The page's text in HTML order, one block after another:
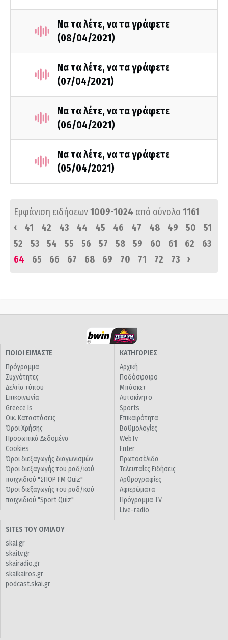
Να τα λέτε, να τα γράφετε
(08/04/2021)
Να τα λέτε, να τα γράφετε
(07/04/2021)
Να τα λέτε, να τα γράφετε
(06/04/2021)
Να τα λέτε, να τα γράφετε
(05/04/2021)
Εμφάνιση ειδήσεων1009-1024 από σύνολο 1161
‹
41 42 43 44 45 46 47 48 49 50
51
52
53 54 55 56 57 58 59 60 61 62
63
64
65 66 67 68 69 70 71 72 73 ›
ΠΟΙΟΙ ΕΙΜΑΣΤΕ
Πρόγραμμα
Συχνότητες
Δελτία τύπου
Επικοινωνία
Greece Is
Οικ. Καταστάσεις
Όροι Χρήσης
Προσωπικά Δεδομένα
Cookies
Όροι διεξαγωγής διαγωνισμών
Όροι διεξαγωγής του ραδ/κού
παιχνιδιού "ΣΠΟΡ FM Quiz"
Όροι διεξαγωγής του ραδ/κού
παιχνιδιού "Sport Quiz"
ΚΑΤΗΓΟΡΙΕΣ
Αρχική
Ποδόσφαιρο
Μπάσκετ
Αυτοκίνητο
Sports
Επικαιρότητα
Βαθμολογίες
WebTv
Enter
Πρωτοσέλιδα
Τελευταίες Ειδήσεις
Αρθρογραφίες
Αφιερώματα
Πρόγραμμα TV
Live-radio
SITES ΤΟΥ ΟΜΙΛΟΥ
skai.gr
skaitv.gr
skairadio.gr
skaikairos.gr
podcast.skai.gr